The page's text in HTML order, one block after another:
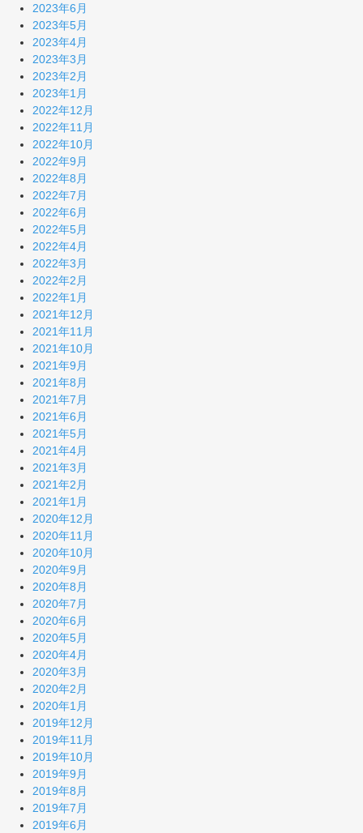
2023年6月
2023年5月
2023年4月
2023年3月
2023年2月
2023年1月
2022年12月
2022年11月
2022年10月
2022年9月
2022年8月
2022年7月
2022年6月
2022年5月
2022年4月
2022年3月
2022年2月
2022年1月
2021年12月
2021年11月
2021年10月
2021年9月
2021年8月
2021年7月
2021年6月
2021年5月
2021年4月
2021年3月
2021年2月
2021年1月
2020年12月
2020年11月
2020年10月
2020年9月
2020年8月
2020年7月
2020年6月
2020年5月
2020年4月
2020年3月
2020年2月
2020年1月
2019年12月
2019年11月
2019年10月
2019年9月
2019年8月
2019年7月
2019年6月